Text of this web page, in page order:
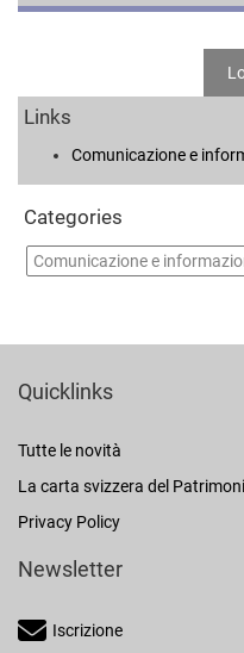
Links
Comunicazione e
Categories
Comunicazione e
Quicklinks
Tutte le novità
La carta svizzera del
Privacy Policy
Newsletter
Iscrizione